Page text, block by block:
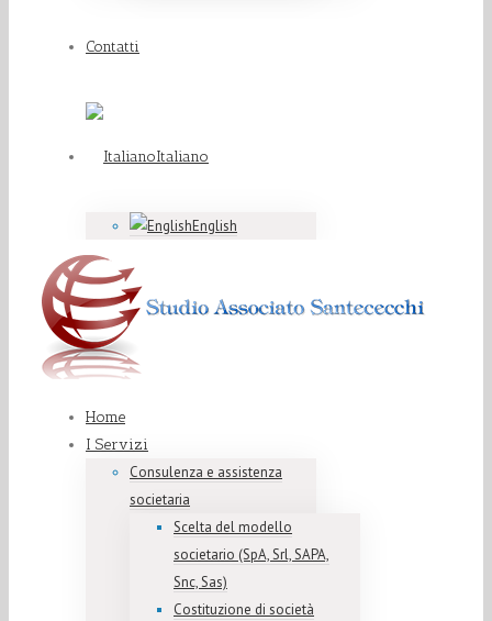
Contatti
Italiano
English
Home
I Servizi
Consulenza e assistenza
societaria
Scelta del modello
societario (SpA, Srl, SAPA,
Snc, Sas)
Costituzione di società